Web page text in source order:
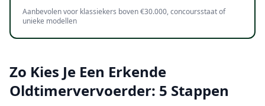
Aanbevolen voor klassiekers boven €30.000, concoursstaat of
unieke modellen
Zo Kies Je Een Erkende
Oldtimervervoerder: 5 Stappen